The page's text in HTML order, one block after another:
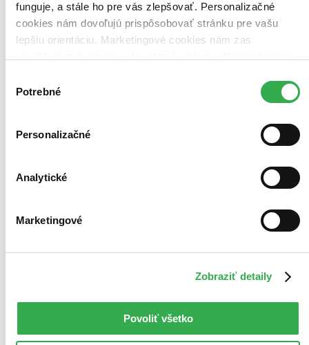
funguje, a stále ho pre vás zlepšovať. Personalizačné
cookies nám dovoľujú prispôsobovať stránku pre vašu
lepšiu orientáciu. Marketingové cookies nám zas
keby sme mohli používať všetky tieto cookies. Ďakujeme!
súhlasu
Potrebné
Personalizačné
Analytické
Marketingové
Zobraziť detaily
Povoliť všetko
Najvyššia zľava
Použité filtre
Zrušiť filtre